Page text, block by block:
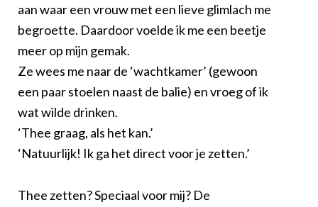
aan waar een vrouw met een lieve glimlach me
begroette. Daardoor voelde ik me een beetje
meer op mijn gemak.
Ze wees me naar de ‘wachtkamer’ (gewoon
een paar stoelen naast de balie) en vroeg of ik
wat wilde drinken.
‘Thee graag, als het kan.’
‘Natuurlijk! Ik ga het direct voor je zetten.’
Thee zetten? Speciaal voor mij? De